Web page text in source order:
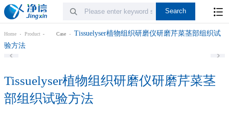
Home Product Case
Tissuelyser植物组织研磨仪研磨芹菜茎部组织试
验方法
Tissuelyser植物组织研磨仪研磨芹菜茎
部组织试验方法